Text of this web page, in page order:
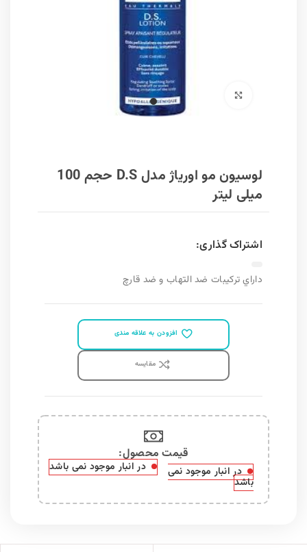
برای بزرگنمایی کلیک کنید
لوسیون مو اوریاژ مدل D.S حجم 100
میلی لیتر
اشتراک گذاری:
داراي ترکيبات ضد التهاب و ضد قارچ
افزودن به علاقه مندی
مقايسه
قیمت محصول:​
در انبار موجود نمی
باشد
در انبار موجود نمی باشد